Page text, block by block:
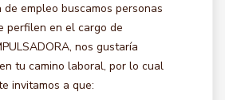
empleo buscamos personas
perfilen en el cargo de
nos gustaría
tu camino laboral, por lo cual
invitamos a que: